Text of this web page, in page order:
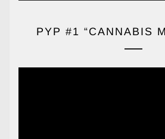
PYP #1 “CANNABIS